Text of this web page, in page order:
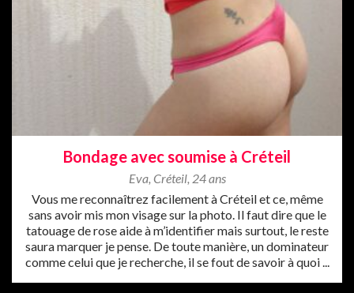
Bondage avec soumise à Créteil
Eva, Créteil, 24 ans
Vous me reconnaîtrez facilement à Créteil et ce, même
sans avoir mis mon visage sur la photo. Il faut dire que le
tatouage de rose aide à m’identifier mais surtout, le reste
saura marquer je pense. De toute manière, un dominateur
comme celui que je recherche, il se fout de savoir à quoi ...